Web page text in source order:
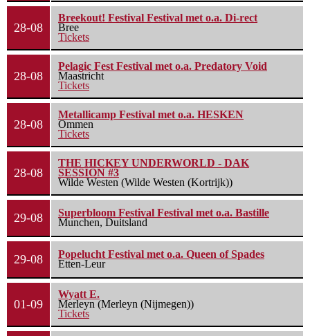
28-08
Breekout! Festival Festival met o.a. Di-rect
Bree
Tickets
28-08
Pelagic Fest Festival met o.a. Predatory Void
Maastricht
Tickets
28-08
Metallicamp Festival met o.a. HESKEN
Ommen
Tickets
28-08
THE HICKEY UNDERWORLD - DAK
SESSION #3
Wilde Westen (Wilde Westen (Kortrijk))
29-08
Superbloom Festival Festival met o.a. Bastille
Munchen, Duitsland
29-08
Popelucht Festival met o.a. Queen of Spades
Etten-Leur
01-09
Wyatt E.
Merleyn (Merleyn (Nijmegen))
Tickets